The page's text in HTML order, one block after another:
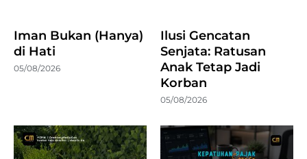
Iman Bukan (Hanya)
di Hati
05/08/2026
Ilusi Gencatan
Senjata: Ratusan
Anak Tetap Jadi
Korban
05/08/2026